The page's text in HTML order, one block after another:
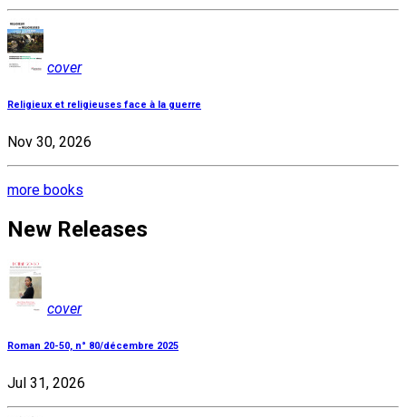
cover
Religieux et religieuses face à la guerre
Nov 30, 2026
more books
New Releases
cover
Roman 20-50, n° 80/décembre 2025
Jul 31, 2026